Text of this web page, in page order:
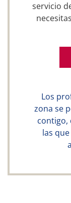
servicio
Los
zona se
contigo,
las